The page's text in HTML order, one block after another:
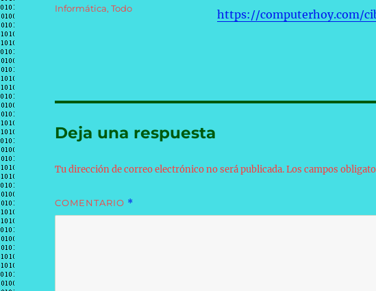
https://computerhoy.com/
Informática,Todo
Deja una respuesta
Tu dirección de correo electrónico no será publicada.Los campos
COMENTARIO *